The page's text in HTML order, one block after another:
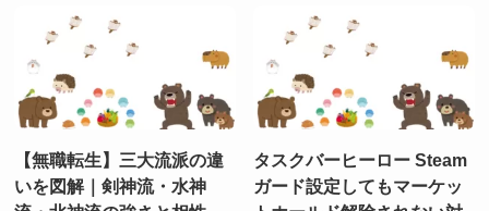
【無職転生】三大流派の違
いを図解｜剣神流・水神
タスクバーヒーロー Steam
ガード設定してもマーケッ